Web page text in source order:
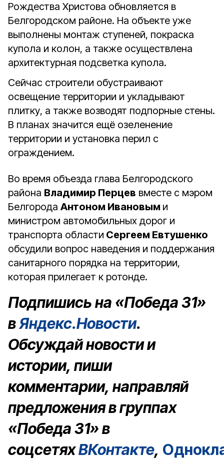
Рождества Христова обновляется в
Белгородском районе. На объекте уже
выполнены монтаж ступеней, покраска
купола и колон, а также осуществлена
архитектурная подсветка купола.
Сейчас строители обустраивают
освещение территории и укладывают
плитку, а также возводят подпорные стены.
В планах значится ещё озеленение
территории и установка перил с
ограждением.
Во время объезда глава Белгородского
района Владимир Перцев вместе с мэром
Белгорода Антоном Ивановым и
министром автомобильных дорог и
транспорта области Сергеем Евтушенко
обсудили вопрос наведения и поддержания
санитарного порядка на территории,
которая прилегает к ротонде.
Подпишись на «Победа 31»
вЯндекс.Новости.
Обсуждай новости и
истории, пиши
комментарии, направляй
предложения в группах
«Победа 31» в
соцсетяхВКонтакте,